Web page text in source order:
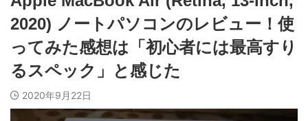
2020) ノートパソコンのレビュー！使
ってみた感想は「初心者には最高すり
るスペック」と感じた
2020年9月22日